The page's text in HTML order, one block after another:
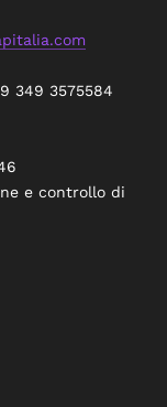
349 3575584
e controllo di